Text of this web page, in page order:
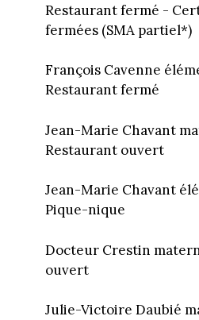
Restaurant fermé -
fermées (SMA partiel*)
François Cavenne
Restaurant fermé
Jean-Marie Chavant
Restaurant ouvert
Jean-Marie Chavant
Pique-nique
Docteur Crestin
ouvert
Julie-Victoire Daubié